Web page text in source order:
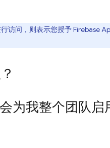
访问，则表示您授予Firebase
为我整个团队启